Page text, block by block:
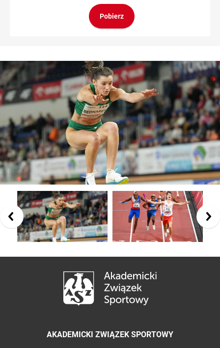
Pobierz
AKADEMICKI ZWIĄZEK SPORTOWY